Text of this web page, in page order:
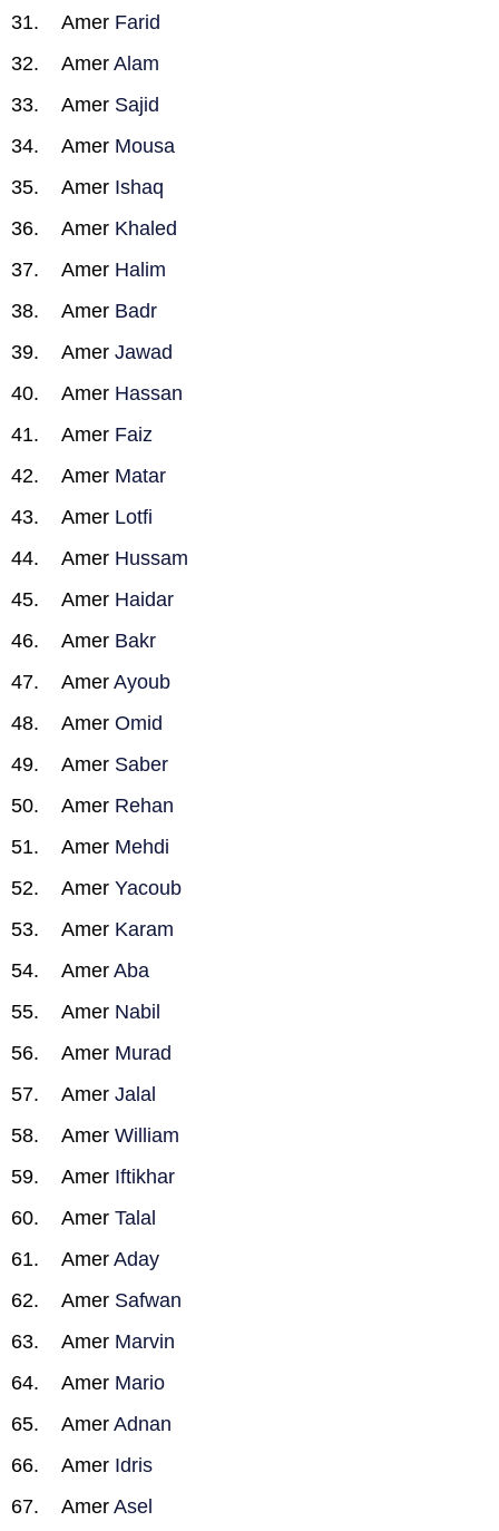
Amer Farid
Amer Alam
Amer Sajid
Amer Mousa
Amer Ishaq
Amer Khaled
Amer Halim
Amer Badr
Amer Jawad
Amer Hassan
Amer Faiz
Amer Matar
Amer Lotfi
Amer Hussam
Amer Haidar
Amer Bakr
Amer Ayoub
Amer Omid
Amer Saber
Amer Rehan
Amer Mehdi
Amer Yacoub
Amer Karam
Amer Aba
Amer Nabil
Amer Murad
Amer Jalal
Amer William
Amer Iftikhar
Amer Talal
Amer Aday
Amer Safwan
Amer Marvin
Amer Mario
Amer Adnan
Amer Idris
Amer Asel